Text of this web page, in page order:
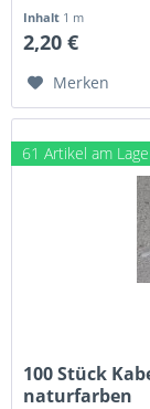
Inhalt 1 m
2,20 €
Merken
61 Artikel am
100 Stück
naturfarben